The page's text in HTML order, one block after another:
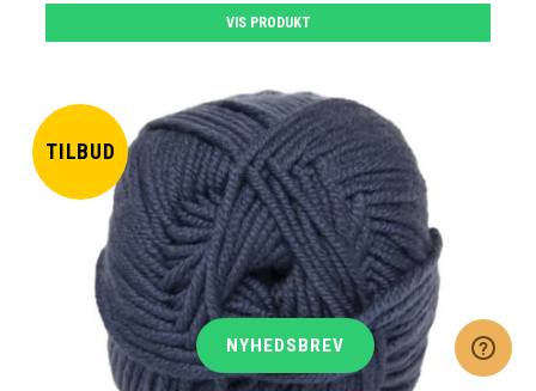
VIS PRODUKT
TILBUD
NYHEDSBREV